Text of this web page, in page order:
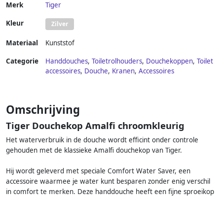
Merk Tiger
Kleur Zilver
Materiaal Kunststof
Categorie Handdouches, Toiletrolhouders, Douchekoppen, Toilet
accessoires, Douche, Kranen, Accessoires
Omschrijving
Tiger Douchekop Amalfi chroomkleurig
Het waterverbruik in de douche wordt efficint onder controle
gehouden met de klassieke Amalfi douchekop van Tiger.
Hij wordt geleverd met speciale Comfort Water Saver, een
accessoire waarmee je water kunt besparen zonder enig verschil
in comfort te merken. Deze handdouche heeft een fijne sproeikop